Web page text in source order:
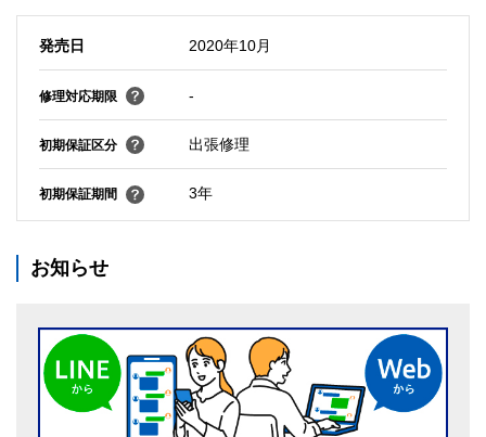
発売日 2020年10月
修理対応期限 -
初期保証区分 出張修理
初期保証期間 3年
お知らせ